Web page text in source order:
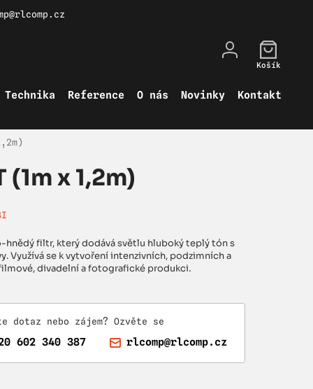
Technika Reference O nás Novinky Kontakt
Košík
(1m x 1,2m)
hnědý filtr, který dodává světlu hluboký teplý tón s
Využívá se k vytvoření intenzivních, podzimních a
divadelní a fotografické produkci.
dotaz nebo zájem? Ozvěte se
602 340 387 rlcomp@rlcomp.cz